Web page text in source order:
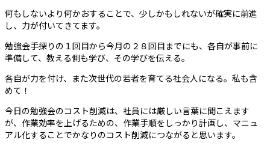
何もしないより何かおすることで、少しかもしれないが確実に前進
し、力が付いてきてます。
勉強会手探りの１回目から今月の２８回目までにも、各自が事前に
準備して、教える側も学び、その学びを伝える。
各自が力を付け、また次世代の若者を育てる社会人になる。私も含
めて！
今日の勉強会のコスト削減は、社員には厳しい言葉に聞こえます
が、作業効率を上げるための、作業手順をしっかり計画し、マニュ
アル化することでかなりのコスト削減につながると思います。